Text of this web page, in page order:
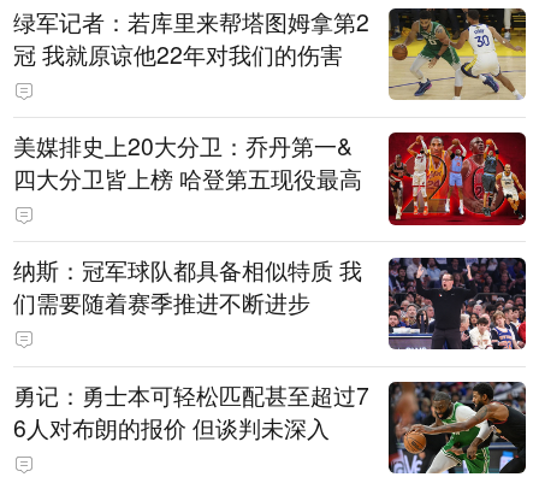
绿军记者：若库里来帮塔图姆拿第2
冠 我就原谅他22年对我们的伤害
美媒排史上20大分卫：乔丹第一&
四大分卫皆上榜 哈登第五现役最高
纳斯：冠军球队都具备相似特质 我
们需要随着赛季推进不断进步
勇记：勇士本可轻松匹配甚至超过7
6人对布朗的报价 但谈判未深入